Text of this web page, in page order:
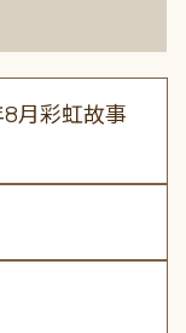
8月彩虹故事